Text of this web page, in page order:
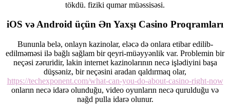
tökdü. fiziki qumar müəssisəsi.
iOS və Android üçün Ən Yaxşı Casino Proqramları
Bununla belə, onlayn kazinolar, eləcə də onlara etibar edilib-
edilməməsi ilə bağlı sağlam bir qeyri-müəyyənlik var. Problemin bir
neçəsi zəruridir, lakin internet kazinolarının necə işlədiyini başa
düşsəniz, bir neçəsini aradan qaldırmaq olar,
https://techexponent.com/what-can-you-do-about-casino-right-now
onların necə idarə olunduğu, video oyunların necə qurulduğu və
nağd pulla idarə olunur.